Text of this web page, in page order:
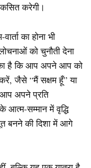
करेगी।
का होना भी
को चुनौती देना
है कि आप अपने आप को
करें, जैसे “मैं सक्षम हूँ” या
अपने प्रति
आत्म-सम्मान में वृद्धि
बनने की दिशा में आगे